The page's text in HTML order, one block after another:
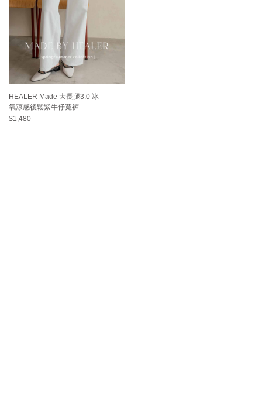
HEALER Made 大長腿3.0 冰
氧涼感後鬆緊牛仔寬褲
$1,480